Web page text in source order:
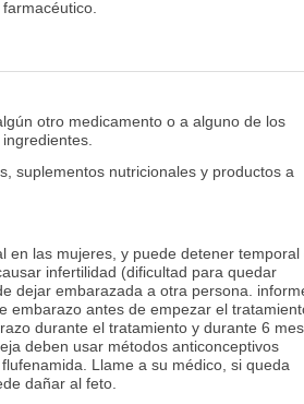
otro medicamento o a alguno de los
suplementos nutricionales y productos a
en las mujeres, y puede detener temporal
infertilidad (dificultad para quedar
dejar embarazada a otra persona.
embarazo antes de empezar el
durante el tratamiento y durante 6
deben usar métodos anticonceptivos
Llame a su médico, si queda
dañar al feto.